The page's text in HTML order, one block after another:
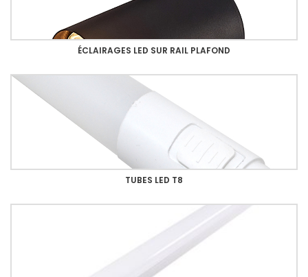
ÉCLAIRAGES LED SUR RAIL PLAFOND
TUBES LED T8